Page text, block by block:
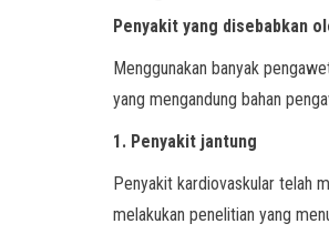
Penyakit yang disebabkan
Menggunakan banyak
yang mengandung bahan
1. Penyakit jantung
Penyakit kardiovaskular telah
melakukan penelitian yang